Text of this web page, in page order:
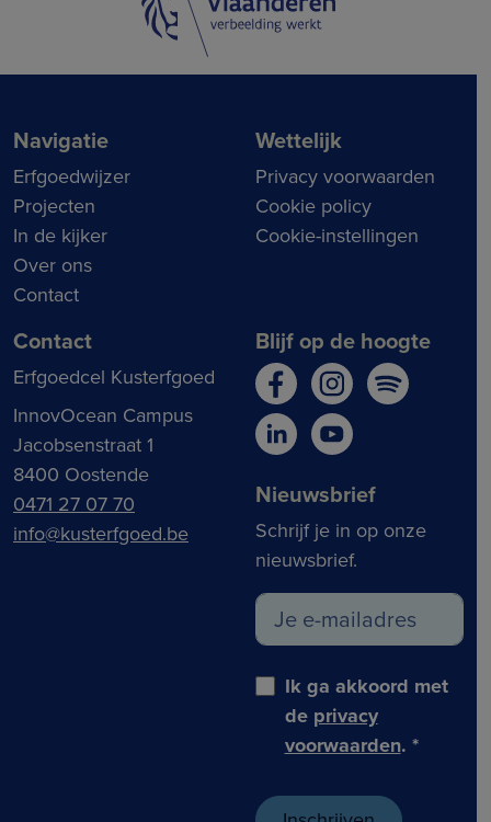
Navigatie
Erfgoedwijzer
Projecten
In de kijker
Over ons
Contact
Wettelijk
Privacy voorwaarden
Cookie policy
Cookie-instellingen
Contact
Erfgoedcel Kusterfgoed
InnovOcean Campus
Jacobsenstraat 1
8400 Oostende
0471 27 07 70
info@kusterfgoed.be
Blijf op de hoogte
Nieuwsbrief
Schrijf je in op onze
nieuwsbrief.
Ik ga akkoord met
de privacy
voorwaarden. *